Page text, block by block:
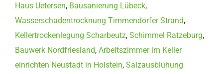
Haus Uetersen, Bausanierung Lübeck,
Wasserschadentrocknung Timmendorfer Strand,
Kellertrockenlegung Scharbeutz, Schimmel Ratzeburg,
Bauwerk Nordfriesland, Arbeitszimmer im Keller
einrichten Neustadt in Holstein, Salzausblühung